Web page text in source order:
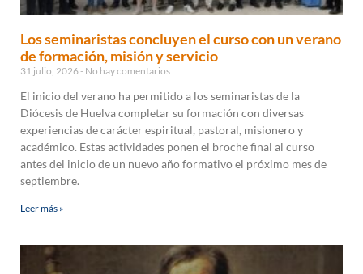
Los seminaristas concluyen el curso con un verano
de formación, misión y servicio
31 julio, 2026 No hay comentarios
El inicio del verano ha permitido a los seminaristas de la
Diócesis de Huelva completar su formación con diversas
experiencias de carácter espiritual, pastoral, misionero y
académico. Estas actividades ponen el broche final al curso
antes del inicio de un nuevo año formativo el próximo mes de
septiembre.
Leer más »